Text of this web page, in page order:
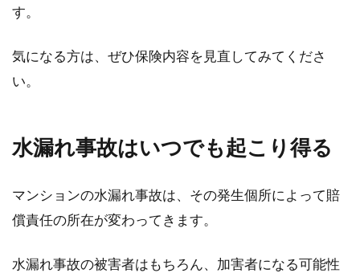
す。
気になる方は、ぜひ保険内容を見直してみてくださ
い。
水漏れ事故はいつでも起こり得る
マンションの水漏れ事故は、その発生個所によって賠
償責任の所在が変わってきます。
水漏れ事故の被害者はもちろん、加害者になる可能性